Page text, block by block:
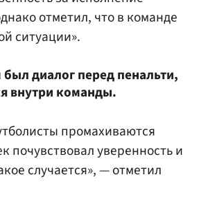
отметил, что в команде
ситуации».
диалог перед пенальти,
внутри команды.
промахиваются
почувствовал уверенность и
случается», — отметил